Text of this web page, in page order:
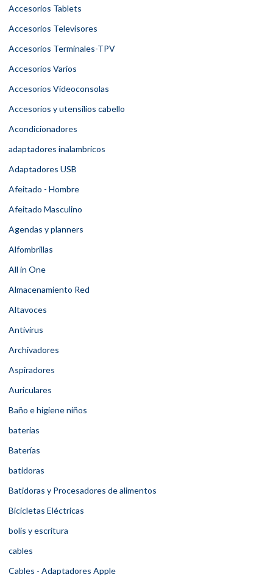
Accesorios Tablets
Accesorios Televisores
Accesorios Terminales-TPV
Accesorios Varios
Accesorios Videoconsolas
Accesorios y utensilios cabello
Acondicionadores
adaptadores inalambricos
Adaptadores USB
Afeitado - Hombre
Afeitado Masculino
Agendas y planners
Alfombrillas
All in One
Almacenamiento Red
Altavoces
Antivirus
Archivadores
Aspiradores
Auriculares
Baño e higiene niños
baterias
Baterías
batidoras
Batidoras y Procesadores de alimentos
Bicicletas Eléctricas
bolis y escritura
cables
Cables - Adaptadores Apple